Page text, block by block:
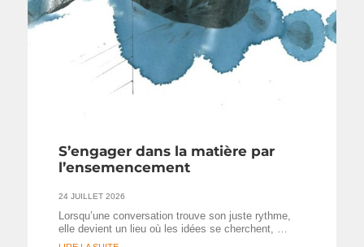
S’engager dans la matière par
l’ensemencement
24 JUILLET 2026
Lorsqu’une conversation trouve son juste rythme,
elle devient un lieu où les idées se cherchent, …